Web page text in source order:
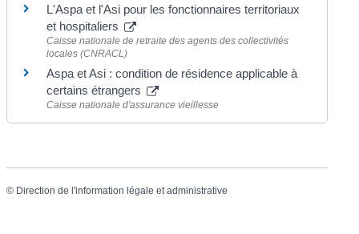
L'Aspa et l'Asi pour les fonctionnaires territoriaux
et hospitaliers
Caisse nationale de retraite des agents des collectivités
locales (CNRACL)
Aspa et Asi : condition de résidence applicable à
certains étrangers
Caisse nationale d'assurance vieillesse
© Direction de l'information légale et administrative